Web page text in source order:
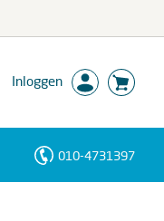
Inloggen
010-4731397